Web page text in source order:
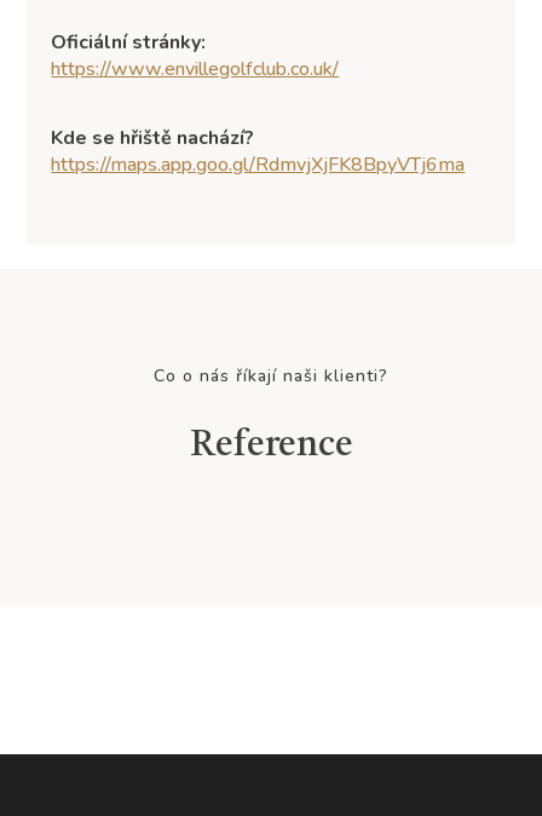
Oficiální stránky:
https://www.envillegolfclub.co.uk/
Kde se hřiště nachází?
https://maps.app.goo.gl/RdmvjXjFK8BpyVTj6ma
Co o nás říkají naši klienti?
Reference